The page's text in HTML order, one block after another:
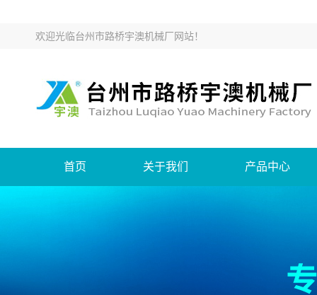
欢迎光临台州市路桥宇澳机械厂网站！
首页 关于我们 产品中心